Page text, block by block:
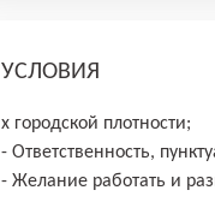
УСЛОВИЯ
х городской плотности;
- Ответственность,
- Желание работать и